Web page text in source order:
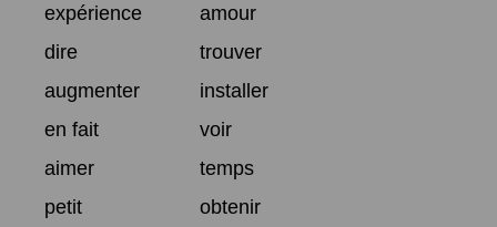
expérience
amour
dire
trouver
augmenter
installer
en fait
voir
aimer
temps
petit
obtenir